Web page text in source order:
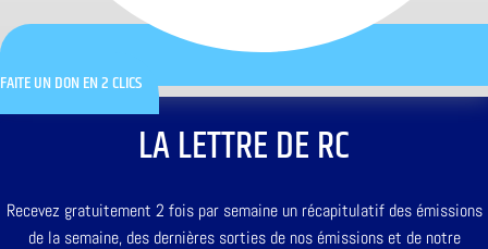
FAITE UN DON EN 2 CLICS
LA LETTRE DE RC
Recevez gratuitement 2 fois par semaine un récapitulatif des émissions
de la semaine, des dernières sorties de nos émissions et de notre